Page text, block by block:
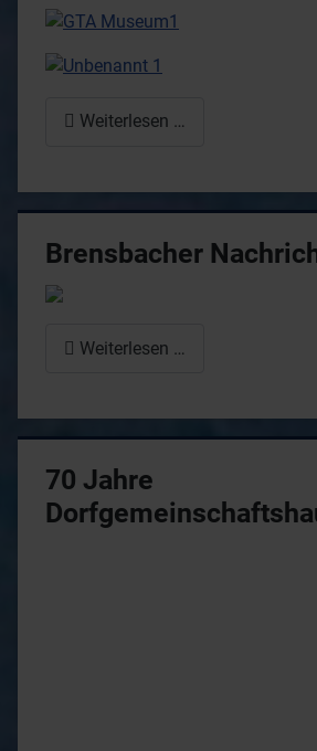
Weiterlesen …
Brensbacher
Weiterlesen …
70 Jahre